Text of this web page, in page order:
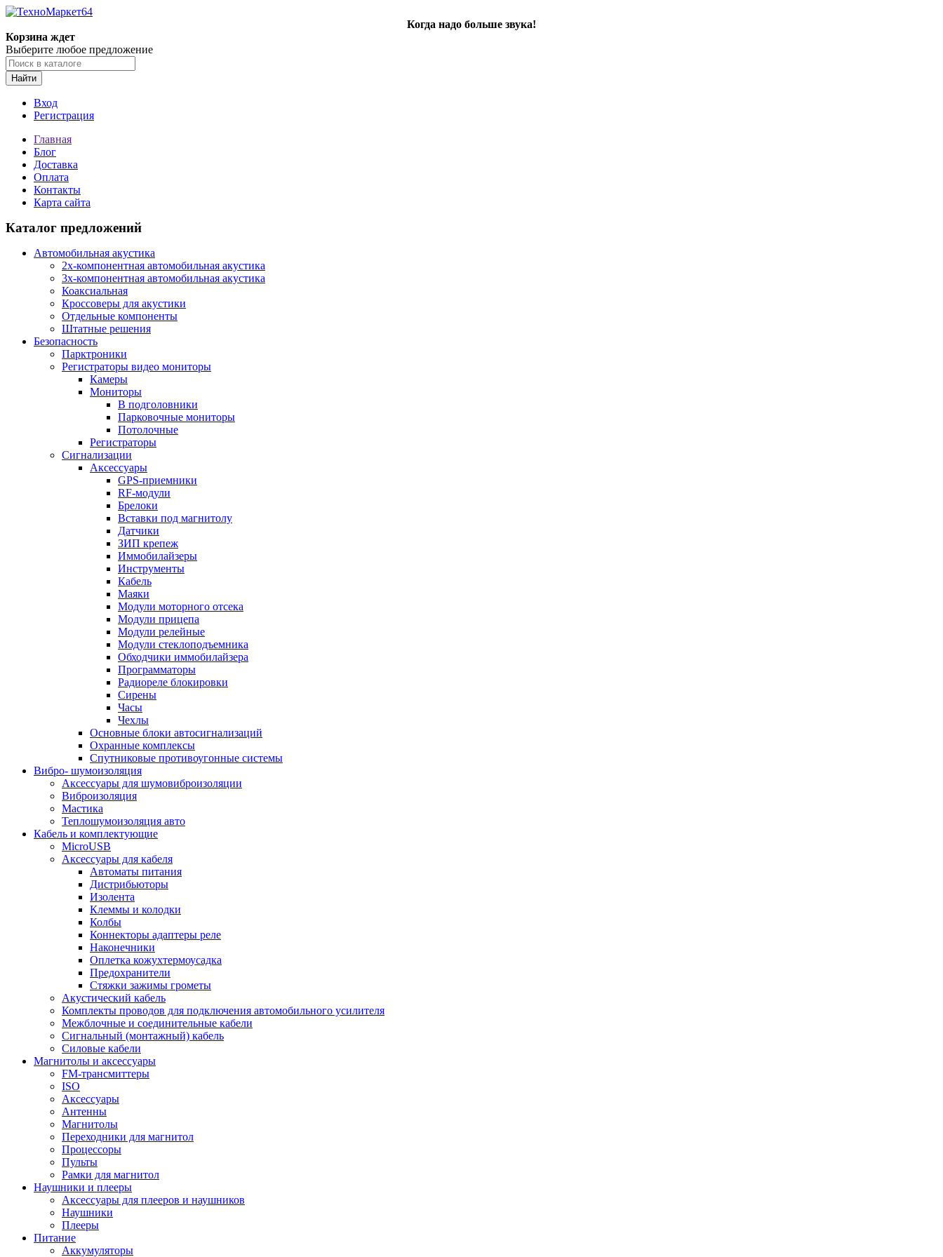
Когда надо больше звука!
Корзина ждет
Выберите любое предложение
Найти
Вход
Регистрация
Главная
Блог
Доставка
Оплата
Контакты
Карта сайта
Каталог предложений
Автомобильная акустика
2х-компонентная автомобильная акустика
3х-компонентная автомобильная акустика
Коаксиальная
Кроссоверы для акустики
Отдельные компоненты
Штатные решения
Безопасность
Парктроники
Регистраторы видео мониторы
Камеры
Мониторы
В подголовники
Парковочные мониторы
Потолочные
Регистраторы
Сигнализации
Аксессуары
GPS-приемники
RF-модули
Брелоки
Вставки под магнитолу
Датчики
ЗИП крепеж
Иммобилайзеры
Инструменты
Кабель
Маяки
Модули моторного отсека
Модули прицепа
Модули релейные
Модули стеклоподъемника
Обходчики иммобилайзера
Программаторы
Радиореле блокировки
Сирены
Часы
Чехлы
Основные блоки автосигнализаций
Охранные комплексы
Спутниковые противоугонные системы
Вибро- шумоизоляция
Аксессуары для шумовиброизоляции
Виброизоляция
Мастика
Теплошумоизоляция авто
Кабель и комплектующие
MicroUSB
Аксессуары для кабеля
Автоматы питания
Дистрибьюторы
Изолента
Клеммы и колодки
Колбы
Коннекторы адаптеры реле
Наконечники
Оплетка кожухтермоусадка
Предохранители
Стяжки зажимы грометы
Акустический кабель
Комплекты проводов для подключения автомобильного усилителя
Межблочные и соединительные кабели
Сигнальный (монтажный) кабель
Силовые кабели
Магнитолы и аксессуары
FM-трансмиттеры
ISO
Аксессуары
Антенны
Магнитолы
Переходники для магнитол
Процессоры
Пульты
Рамки для магнитол
Наушники и плееры
Аксессуары для плееров и наушников
Наушники
Плееры
Питание
Аккумуляторы